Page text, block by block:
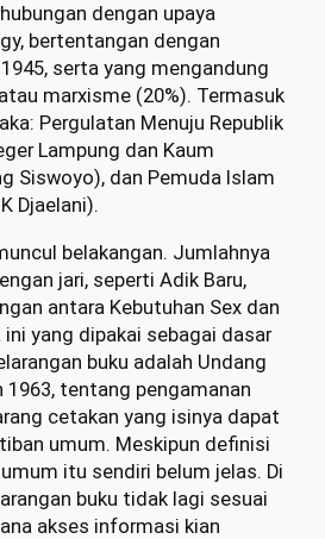
dengan upaya
bertentangan dengan
serta yang mengandung
marxisme (20%). Termasuk
Pergulatan Menuju Republik
Lampung dan Kaum
Siswoyo), dan Pemuda Islam
Djaelani).
belakangan. Jumlahnya
jari, seperti Adik Baru,
antara Kebutuhan Sex dan
yang dipakai sebagai dasar
buku adalah Undang
1963, tentang pengamanan
cetakan yang isinya dapat
umum. Meskipun definisi
itu sendiri belum jelas. Di
buku tidak lagi sesuai
akses informasi kian